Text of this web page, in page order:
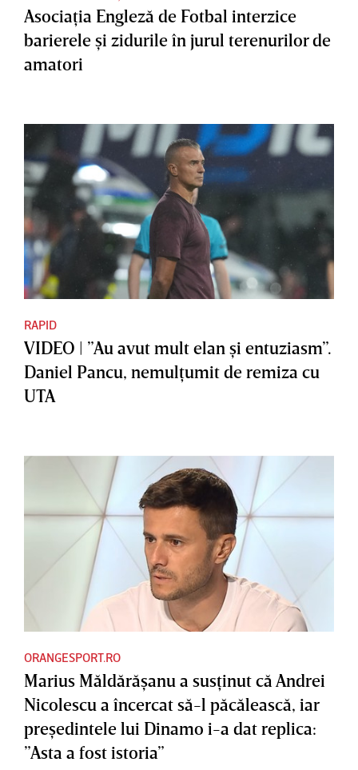
Asociaţia Engleză de Fotbal interzice
barierele şi zidurile în jurul terenurilor de
amatori
RAPID
VIDEO | ”Au avut mult elan şi entuziasm”.
Daniel Pancu, nemulţumit de remiza cu
UTA
ORANGESPORT.RO
Marius Măldărăşanu a susţinut că Andrei
Nicolescu a încercat să-l păcălească, iar
preşedintele lui Dinamo i-a dat replica:
”Asta a fost istoria”